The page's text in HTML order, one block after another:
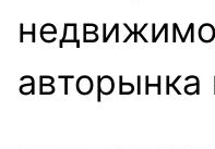
авторынка